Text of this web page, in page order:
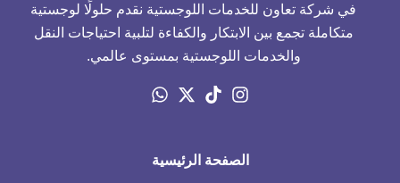
في شركة تعاون للخدمات اللوجستية نقدم حلولًا لوجستية
متكاملة تجمع بين الابتكار والكفاءة لتلبية احتياجات النقل
والخدمات اللوجستية بمستوى عالمي.
الصفحة الرئيسية